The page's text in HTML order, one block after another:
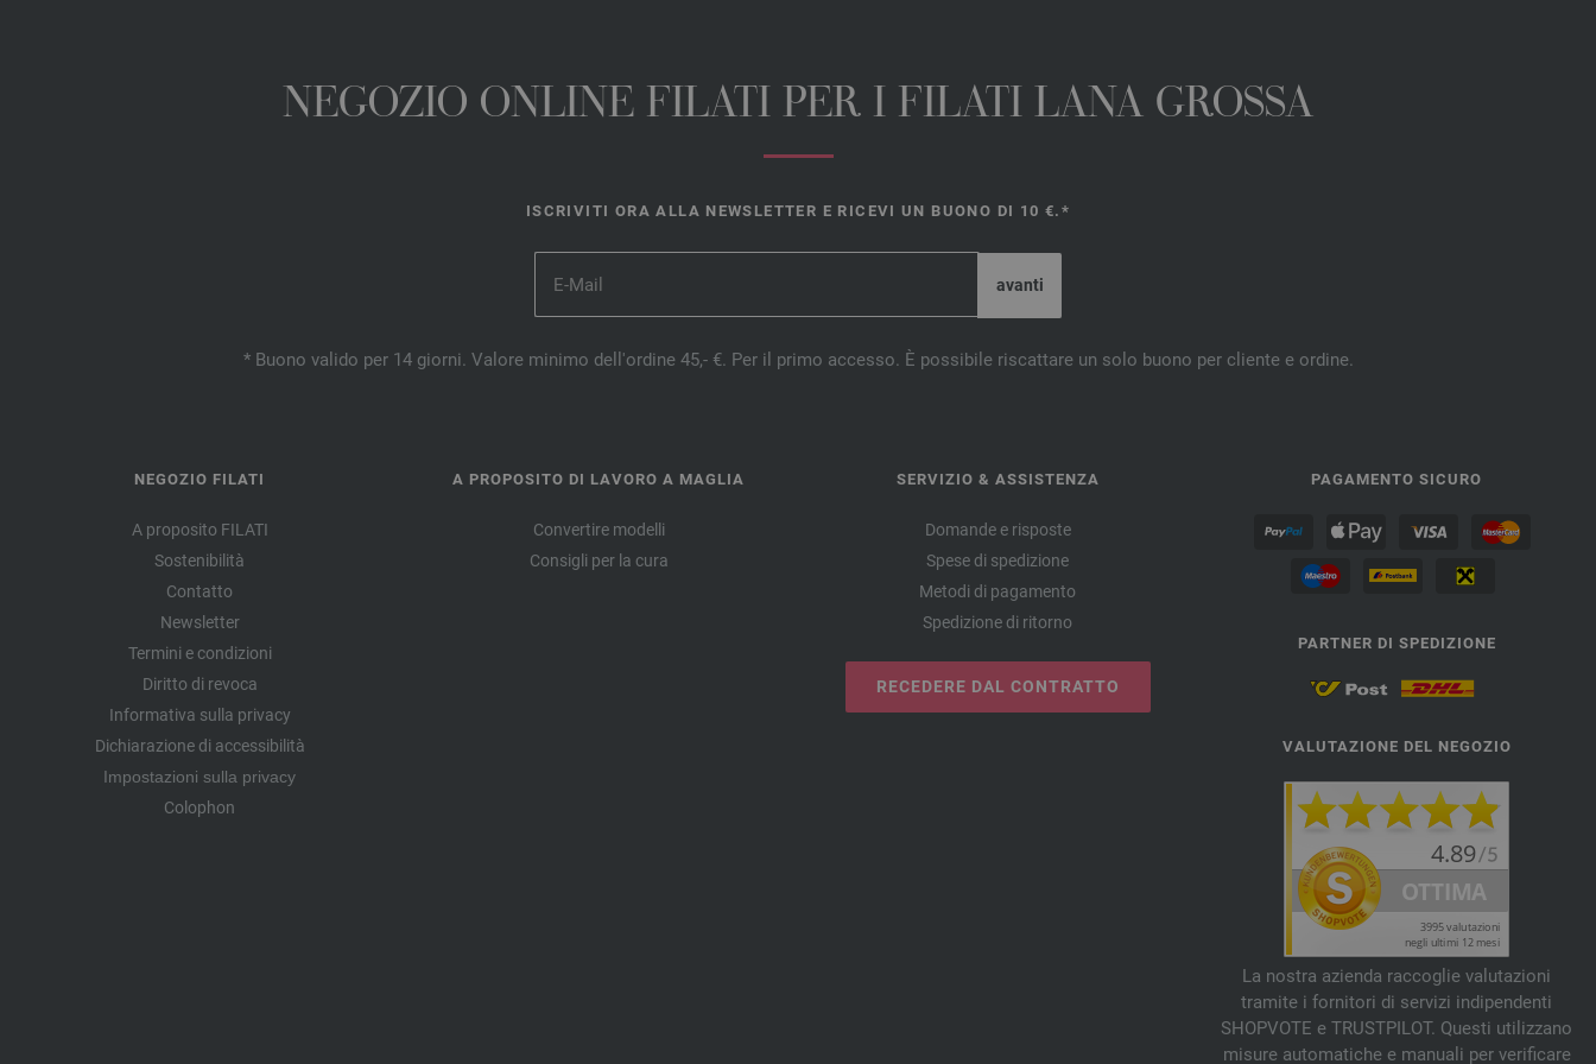
NEGOZIO ONLINE FILATI PER I FILATI LANA GROSSA
ISCRIVITI ORA ALLA NEWSLETTER E RICEVI UN BUONO DI 10 €.*
* Buono valido per 14 giorni. Valore minimo dell'ordine 45,- €. Per il primo accesso. È possibile riscattare un solo buono per cliente e ordine.
NEGOZIO FILATI
A proposito FILATI
Sostenibilità
Contatto
Newsletter
Termini e condizioni
Diritto di revoca
Informativa sulla privacy
Dichiarazione di accessibilità
Impostazioni sulla privacy
Colophon
A PROPOSITO DI LAVORO A MAGLIA
Convertire modelli
Consigli per la cura
SERVIZIO & ASSISTENZA
Domande e risposte
Spese di spedizione
Metodi di pagamento
Spedizione di ritorno
RECEDERE DAL CONTRATTO
PAGAMENTO SICURO
PARTNER DI SPEDIZIONE
VALUTAZIONE DEL NEGOZIO
La nostra azienda raccoglie valutazioni
tramite i fornitori di servizi indipendenti
SHOPVOTE e TRUSTPILOT. Questi utilizzano
misure automatiche e manuali per verificare